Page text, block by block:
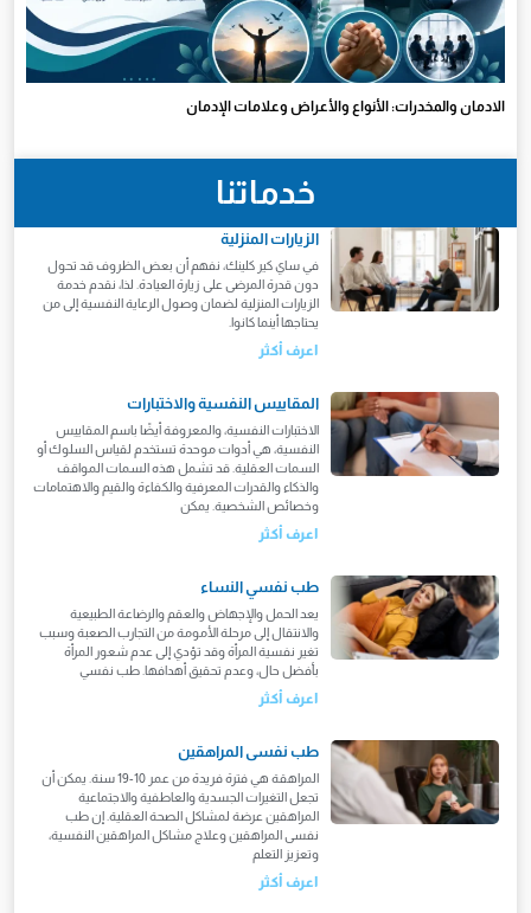
الادمان والمخدرات: الأنواع والأعراض وعلامات الإدمان
خدماتنا
الزيارات المنزلية
في ساي كير كلينك، نفهم أن بعض الظروف قد تحول
دون قدرة المرضى على زيارة العيادة. لذا، نقدم خدمة
الزيارات المنزلية لضمان وصول الرعاية النفسية إلى من
يحتاجها أينما كانوا.
اعرف أكثر
المقاييس النفسية والاختبارات
الاختبارات النفسية، والمعروفة أيضًا باسم المقاييس
النفسية، هي أدوات موحدة تستخدم لقياس السلوك أو
السمات العقلية. قد تشمل هذه السمات المواقف
والذكاء والقدرات المعرفية والكفاءة والقيم والاهتمامات
وخصائص الشخصية. يمكن
اعرف أكثر
طب نفسي النساء
يعد الحمل والإجهاض والعقم والرضاعة الطبيعية
والانتقال إلى مرحلة الأمومة من التجارب الصعبة وسبب
تغير نفسية المرأة وقد تؤدي إلى عدم شعور المرأة
بأفضل حال، وعدم تحقيق أهدافها. طب نفسي
اعرف أكثر
طب نفسى المراهقين
المراهقة هي فترة فريدة من عمر 10-19 سنة. يمكن أن
تجعل التغيرات الجسدية والعاطفية والاجتماعية
المراهقين عرضة لمشاكل الصحة العقلية. إن طب
نفسى المراهقين وعلاج مشاكل المراهقين النفسية،
وتعزيز التعلم
اعرف أكثر